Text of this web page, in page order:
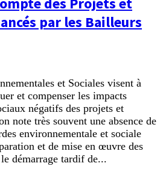
par les Bailleurs
et Sociales visent à
et compenser les impacts
négatifs des projets et
note très souvent une absence de
environnementale et sociale
et de mise en œuvre des
démarrage tardif de...